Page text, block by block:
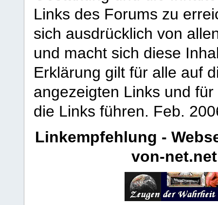
Links des Forums zu
sich ausdrücklich von
und macht sich diese
Erklärung gilt für alle auf
angezeigten Links und
die Links führen. Feb.
Linkempfehlung -
von-net.net